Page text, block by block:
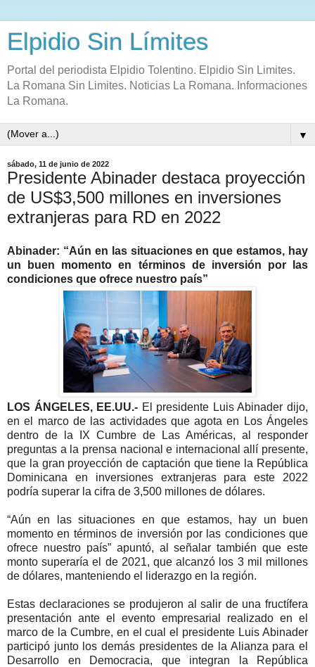
Elpidio Sin Límites
Portal del periodista Elpidio Tolentino. Elpidio Sin Limites.
La Romana Sin Limites. Noticias La Romana. Informaciones
La Romana.
▼
sábado, 11 de junio de 2022
Presidente Abinader destaca proyección
de US$3,500 millones en inversiones
extranjeras para RD en 2022
Abinader: “Aún en las situaciones en que estamos, hay
un buen momento en términos de inversión por las
condiciones que ofrece nuestro país”
LOS ÁNGELES, EE.UU.- El presidente Luis Abinader dijo,
en el marco de las actividades que agota en Los Ángeles
dentro de la IX Cumbre de Las Américas, al responder
preguntas a la prensa nacional e internacional allí presente,
que la gran proyección de captación que tiene la República
Dominicana en inversiones extranjeras para este 2022
podría superar la cifra de 3,500 millones de dólares.
“Aún en las situaciones en que estamos, hay un buen
momento en términos de inversión por las condiciones que
ofrece nuestro país” apuntó, al señalar también que este
monto superaría el de 2021, que alcanzó los 3 mil millones
de dólares, manteniendo el liderazgo en la región.
Estas declaraciones se produjeron al salir de una fructífera
presentación ante el evento empresarial realizado en el
marco de la Cumbre, en el cual el presidente Luis Abinader
participó junto los demás presidentes de la Alianza para el
Desarrollo en Democracia, que integran la República